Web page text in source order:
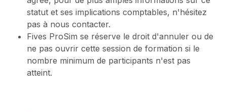
statut et ses implications comptables, n'hésitez
pas à nous contacter.
Fives ProSim se réserve le droit d'annuler ou de
ne pas ouvrir cette session de formation si le
nombre minimum de participants n'est pas
atteint.